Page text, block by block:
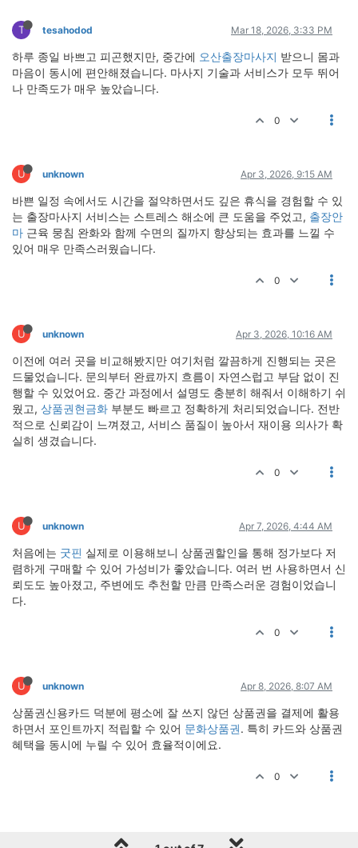
T tesahodod Mar 18, 2026, 3:33 PM
하루 종일 바쁘고 피곤했지만, 중간에 오산출장마사지 받으니 몸과
마음이 동시에 편안해졌습니다. 마사지 기술과 서비스가 모두 뛰어
나 만족도가 매우 높았습니다.
0
U unknown Apr 3, 2026, 9:15 AM
바쁜 일정 속에서도 시간을 절약하면서도 깊은 휴식을 경험할 수 있
는 출장마사지 서비스는 스트레스 해소에 큰 도움을 주었고, 출장안
마 근육 뭉침 완화와 함께 수면의 질까지 향상되는 효과를 느낄 수
있어 매우 만족스러웠습니다.
0
U unknown Apr 3, 2026, 10:16 AM
이전에 여러 곳을 비교해봤지만 여기처럼 깔끔하게 진행되는 곳은
드물었습니다. 문의부터 완료까지 흐름이 자연스럽고 부담 없이 진
행할 수 있었어요. 중간 과정에서 설명도 충분히 해줘서 이해하기 쉬
웠고, 상품권현금화 부분도 빠르고 정확하게 처리되었습니다. 전반
적으로 신뢰감이 느껴졌고, 서비스 품질이 높아서 재이용 의사가 확
실히 생겼습니다.
0
U unknown Apr 7, 2026, 4:44 AM
처음에는 굿핀 실제로 이용해보니 상품권할인을 통해 정가보다 저
렴하게 구매할 수 있어 가성비가 좋았습니다. 여러 번 사용하면서 신
뢰도도 높아졌고, 주변에도 추천할 만큼 만족스러운 경험이었습니
다.
0
U unknown Apr 8, 2026, 8:07 AM
상품권신용카드 덕분에 평소에 잘 쓰지 않던 상품권을 결제에 활용
하면서 포인트까지 적립할 수 있어 문화상품권. 특히 카드와 상품권
혜택을 동시에 누릴 수 있어 효율적이에요.
0